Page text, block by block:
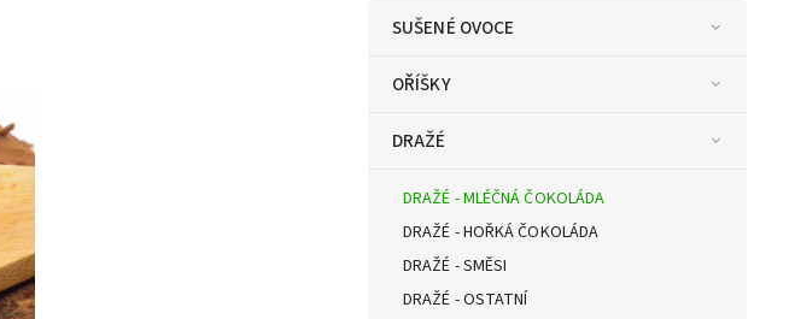
SUŠENÉ OVOCE
OŘÍŠKY
DRAŽÉ
DRAŽÉ - MLÉČNÁ ČOKOLÁDA
DRAŽÉ - HOŘKÁ ČOKOLÁDA
DRAŽÉ - SMĚSI
DRAŽÉ - OSTATNÍ